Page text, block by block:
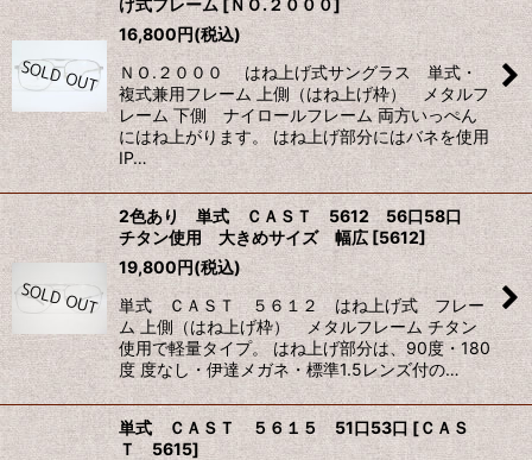
16,800円(税込)
ＮＯ.２０００ はね上げ式サングラス 単式・
複式兼用フレーム 上側（はね上げ枠） メタルフ
レーム 下側 ナイロールフレーム 両方いっぺん
にはね上がります。 はね上げ部分にはバネを使用
IP…
2色あり 単式 ＣＡＳＴ 5612 56口58口
チタン使用 大きめサイズ 幅広 [5612]
19,800円(税込)
単式 ＣＡＳＴ ５６１２ はね上げ式 フレー
ム 上側（はね上げ枠） メタルフレーム チタン
使用で軽量タイプ。 はね上げ部分は、90度・180
度 度なし・伊達メガネ・標準1.5レンズ付の…
単式 ＣＡＳＴ ５６１５ 51口53口 [ＣＡＳ
Ｔ 5615]